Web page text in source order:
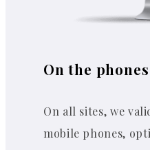
On the phones
On all sites, we
mobile phones,